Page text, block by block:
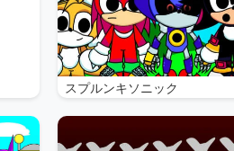
スプルンキソニック